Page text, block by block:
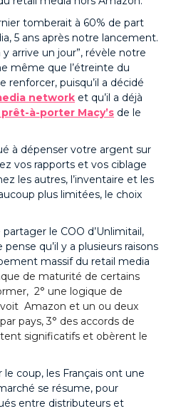
tomberait à 60% de part
5 ans après notre lancement.
y arrive un jour”, révèle notre
même que l’étreinte du
renforcer, puisqu’il a décidé
network et qu’il a déjà
à-porter Macy’s de le
à dépenser votre argent sur
vos rapports et vos ciblage
les autres, l’inventaire et les
plus limitées, le choix
le COO d’Unlimitail,
pense qu’il y a plusieurs raisons
massif du retail media
de maturité de certains
2° une logique de
voit Amazon et un ou deux
pays, 3° des accords de
significatifs et obèrent le
le coup, les Français ont une
se résume, pour
entre distributeurs et